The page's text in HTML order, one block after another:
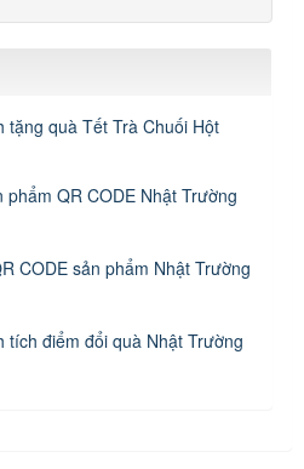
tặng quà Tết Trà Chuối Hột
phẩm QR CODE Nhật Trường
CODE sản phẩm Nhật Trường
tích điểm đổi quà Nhật Trường